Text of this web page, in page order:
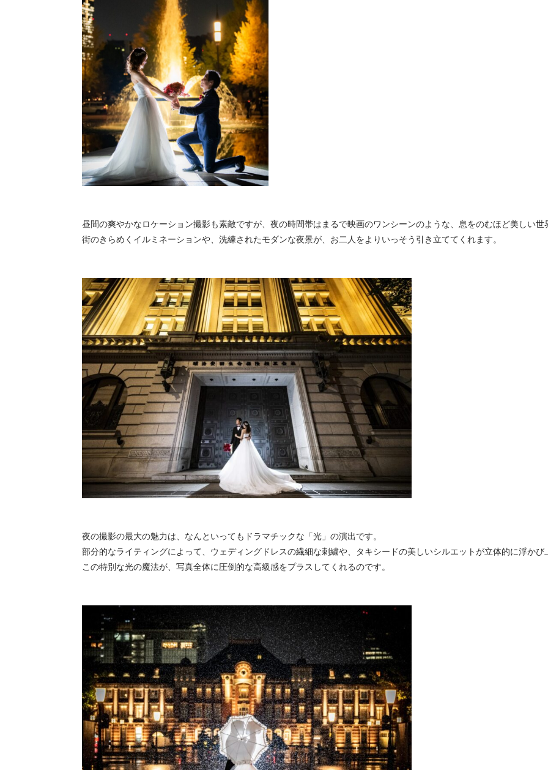
昼間の爽やかなロケーション撮影も素敵ですが、夜の時間帯はまるで映画のワンシーンのような、息をのむほど美しい世
街のきらめくイルミネーションや、洗練されたモダンな夜景が、お二人をよりいっそう引き立ててくれます。
夜の撮影の最大の魅力は、なんといってもドラマチックな「光」の演出です。
部分的なライティングによって、ウェディングドレスの繊細な刺繍や、タキシードの美しいシルエットが立体的に浮かび
この特別な光の魔法が、写真全体に圧倒的な高級感をプラスしてくれるのです。